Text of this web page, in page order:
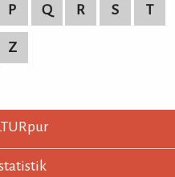
P Q R S T
Z
wo was läuft.